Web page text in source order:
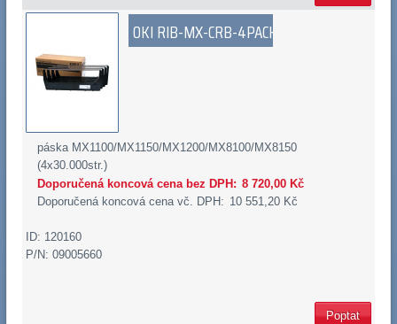
OKI RIB-MX-CRB-4PACK
páska MX1100/MX1150/MX1200/MX8100/MX8150
(4x30.000str.)
Doporučená koncová cena bez DPH: 8 720,00 Kč
Doporučená koncová cena vč. DPH: 10 551,20 Kč
ID: 120160
P/N: 09005660
Poptat